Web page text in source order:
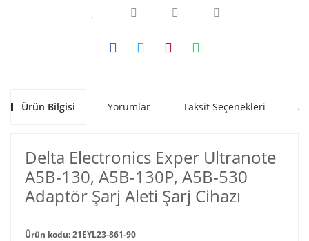
Ürün Bilgisi Yorumlar Taksit Seçenekleri
Delta Electronics Exper Ultranote
A5B-130, A5B-130P, A5B-530
Adaptör Şarj Aleti Şarj Cihazı
Ürün kodu: 21EYL23-861-90